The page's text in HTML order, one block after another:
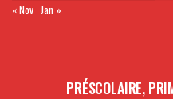
« Nov Jan »
PRÉSCOLAIRE,